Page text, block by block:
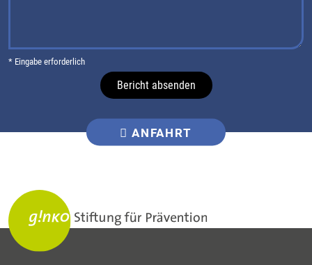
* Eingabe erforderlich
Bericht absenden
ANFAHRT